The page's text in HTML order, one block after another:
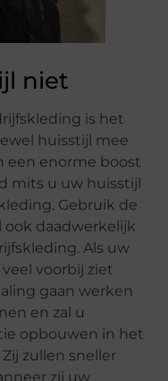
niet
is het
huisstijl mee
een enorme boost
mits u uw huisstijl
Gebruik de
ook daadwerkelijk
Als uw
voorbij ziet
gaan werken
en zal u
opbouwen in het
zullen sneller
zij uw